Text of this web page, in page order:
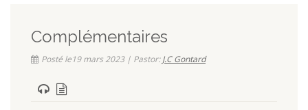
Complémentaires
Posté le19 mars 2023 | Pastor:J.C Gontard